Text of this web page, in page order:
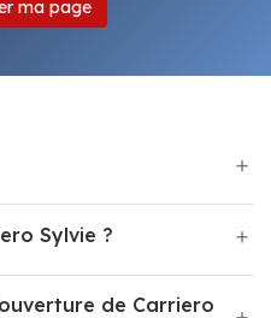
ma page
Comment contacter Carriero Sylvie ?
de Carriero